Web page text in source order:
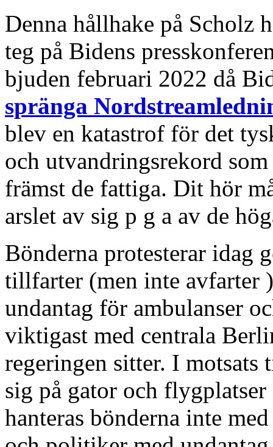
Denna hållhake på Scholz
teg på Bidens
bjuden februari 2022 då
spränga
blev en katastrof för det
och utvandringsrekord
främst de fattiga. Dit hör
arslet av sig p g a av de
Bönderna protesterar idag
tillfarter (men inte avfarter
undantag för ambulanser
viktigast med centrala
regeringen sitter. I
sig på gator och
hanteras bönderna inte